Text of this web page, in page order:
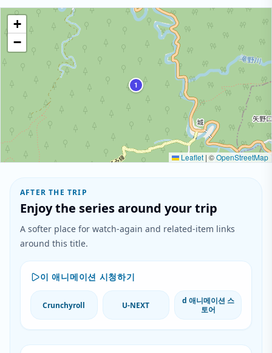
1
+
−
Leaflet | ©OpenStreetMap
AFTER THE TRIP
Enjoy the series around your trip
A softer place for watch-again and related-item links
around this title.
이 애니메이션 시청하기
Crunchyroll U-NEXT
d 애니메이션 스
토어